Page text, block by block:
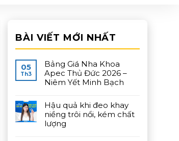
BÀI VIẾT MỚI NHẤT
05
Th3
Bảng Giá Nha Khoa
Apec Thủ Đức 2026 –
Niêm Yết Minh Bạch
Hậu quả khi đeo khay
niềng trôi nổi, kém chất
lượng